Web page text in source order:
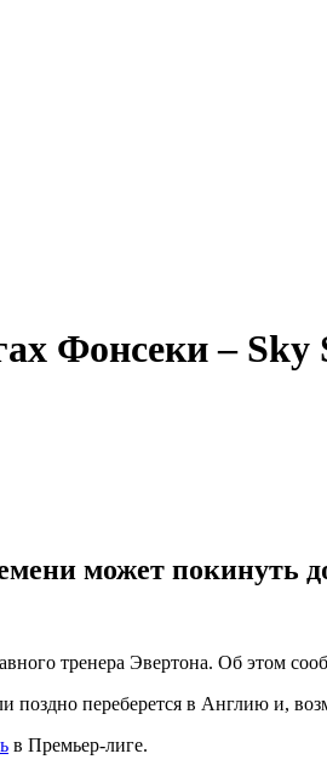
Фонсеки – Sky
может покинуть
тренера Эвертона. Об этом
поздно переберется в Англию и,
в Премьер-лиге.